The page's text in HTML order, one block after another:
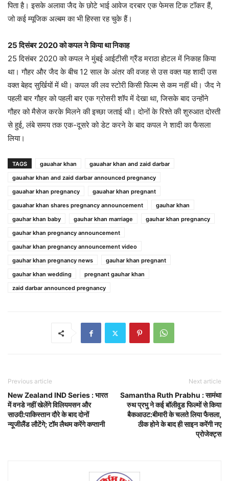
पिता है। इसके अलावा जैद के छोटे भाई आवेज दरबार एक फेमस टिक टॉकर हैं,
जो कई म्यूजिक अल्बम का भी हिस्सा रह चुके हैं।
25 दिसंबर 2020 को कपल ने किया था निकाह
25 दिसंबर 2020 को कपल ने मुंबई आईटीसी ग्रैंड मराठा होटल में निकाह किया
था। गौहर और जैद के बीच 12 साल के अंतर की वजह से उस वक्त यह शादी उस
वक्त बेहद सुर्खियों में थी। कपल की लव स्टोरी किसी फिल्म से कम नहीं थी। जैद ने
पहली बार गौहर को पहली बार एक ग्रोसरी शॉप में देखा था, जिसके बाद उन्होंने
गौहर को मैसेज करके मिलने की इच्छा जताई थी। दोनों के रिश्ते की शुरुआत दोस्ती
से हुई, लंबे समय तक एक-दूसरे को डेट करने के बाद कपल ने शादी का फैसला
लिया।
TAGS gauahar khan
gauahar khan and zaid darbar
gauahar khan and zaid darbar announced pregnancy
gauahar khan pregnancy
gauahar khan pregnant
gauahar khan shares pregnancy announcement
gauhar khan
gauhar khan baby
gauhar khan marriage
gauhar khan pregnancy
gauhar khan pregnancy announcement
gauhar khan pregnancy announcement video
gauhar khan pregnancy news
gauhar khan pregnant
gauhar khan wedding
pregnant gauhar khan
zaid darbar announced pregnancy
Previous article
New Zealand IND Series : भारत
में वनडे नहीं खेलेंगे विलियमसन और
साउदी:पाकिस्तान दौरे के बाद दोनों
न्यूजीलैंड लौटेंगे; टॉम लैथम करेंगे कप्तानी
Next article
Samantha Ruth Prabhu : सामंथा
रुथ प्रभु ने कई बॉलीवुड फिल्मों से किया
बैकआउट:बीमारी के चलते लिया फैसला,
ठीक होने के बाद ही साइन करेंगी नए
प्रोजेक्ट्स